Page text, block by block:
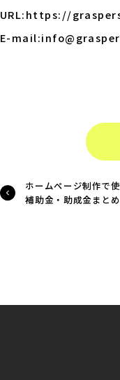
URL:https://
E-
ホームページ制作で
補助金・助成金まとめ